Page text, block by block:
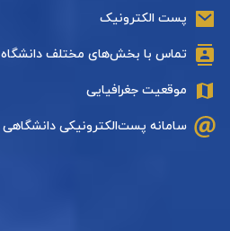
پست الکترونیک
تماس با بخش‌های مختلف دانشگاه
موقعیت جغرافیایی
سامانه پست‌الکترونیکی دانشگاهی